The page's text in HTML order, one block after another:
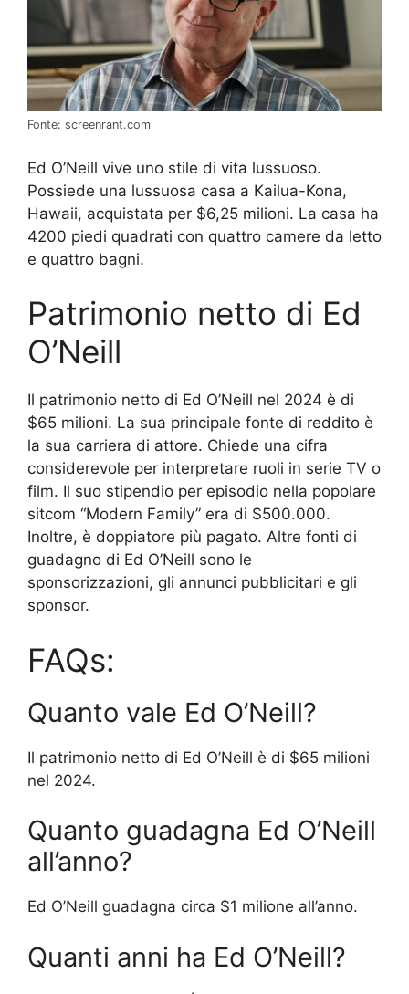
Fonte: screenrant.com
Ed O’Neill vive uno stile di vita lussuoso.
Possiede una lussuosa casa a Kailua-Kona,
Hawaii, acquistata per $6,25 milioni. La casa ha
4200 piedi quadrati con quattro camere da letto
e quattro bagni.
Patrimonio netto di Ed
O’Neill
Il patrimonio netto di Ed O’Neill nel 2024 è di
$65 milioni. La sua principale fonte di reddito è
la sua carriera di attore. Chiede una cifra
considerevole per interpretare ruoli in serie TV o
film. Il suo stipendio per episodio nella popolare
sitcom “Modern Family” era di $500.000.
Inoltre, è doppiatore più pagato. Altre fonti di
guadagno di Ed O’Neill sono le
sponsorizzazioni, gli annunci pubblicitari e gli
sponsor.
FAQs:
Quanto vale Ed O’Neill?
Il patrimonio netto di Ed O’Neill è di $65 milioni
nel 2024.
Quanto guadagna Ed O’Neill
all’anno?
Ed O’Neill guadagna circa $1 milione all’anno.
Quanti anni ha Ed O’Neill?